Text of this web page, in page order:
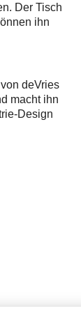
Der Tisch
ihn
deVries
macht ihn
Design